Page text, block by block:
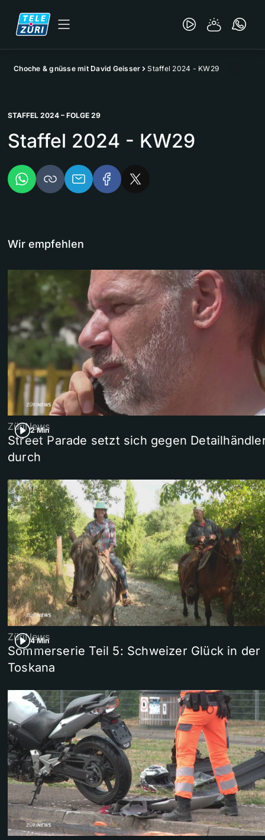
Choche & gnüsse mit David Geisser Staffel 2024 - KW29
STAFFEL 2024 – FOLGE 29
Staffel 2024 - KW29
Wir empfehlen
2 Min
ZüriNews
Street Parade setzt sich gegen
durch
4 Min
ZüriNews
Sommerserie Teil 5: Schweizer Glück in der
Toskana